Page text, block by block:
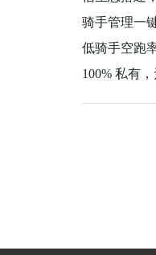
骑手管理一
低骑手空跑
100% 私有